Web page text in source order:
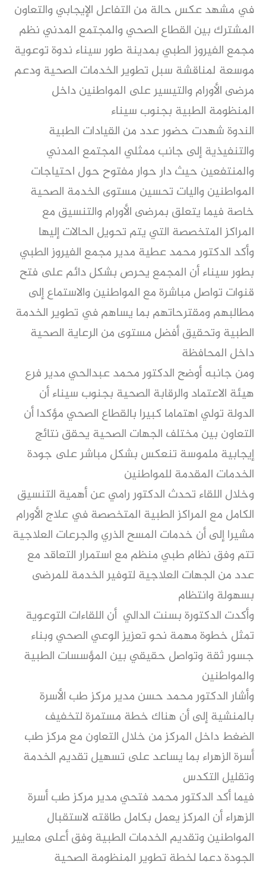
في مشهد عكس حالة من التفاعل الإيجابي والتعاون
المشترك بين القطاع الصحي والمجتمع المدني نظم
مجمع الفيروز الطبي بمدينة طور سيناء ندوة توعوية
موسعة لمناقشة سبل تطوير الخدمات الصحية ودعم
مرضى الأورام والتيسير على المواطنين داخل
المنظومة الطبية بجنوب سيناء
الندوة شهدت حضور عدد من القيادات الطبية
والتنفيذية إلى جانب ممثلي المجتمع المدني
والمنتفعين حيث دار حوار مفتوح حول احتياجات
المواطنين واليات تحسين مستوى الخدمة الصحية
خاصة فيما يتعلق بمرضى الأورام والتنسيق مع
المراكز المتخصصة التي يتم تحويل الحالات إليها
وأكد الدكتور محمد عطية مدير مجمع الفيروز الطبي
بطور سيناء أن المجمع يحرص بشكل دائم على فتح
قنوات تواصل مباشرة مع المواطنين والاستماع إلى
مطالبهم ومقترحاتهم بما يساهم في تطوير الخدمة
الطبية وتحقيق أفضل مستوى من الرعاية الصحية
داخل المحافظة
ومن جانبه أوضح الدكتور محمد عبدالحي مدير فرع
هيئة الاعتماد والرقابة الصحية بجنوب سيناء أن
الدولة تولي اهتماما كبيرا بالقطاع الصحي مؤكدا أن
التعاون بين مختلف الجهات الصحية يحقق نتائج
إيجابية ملموسة تنعكس بشكل مباشر على جودة
الخدمات المقدمة للمواطنين
وخلال اللقاء تحدث الدكتور رامي عن أهمية التنسيق
الكامل مع المراكز الطبية المتخصصة في علاج الأورام
مشيرا إلى أن خدمات المسح الذري والجرعات العلاجية
تتم وفق نظام طبي منظم مع استمرار التعاقد مع
عدد من الجهات العلاجية لتوفير الخدمة للمرضى
بسهولة وانتظام
وأكدت الدكتورة بسنت الدالي أن اللقاءات التوعوية
تمثل خطوة مهمة نحو تعزيز الوعي الصحي وبناء
جسور ثقة وتواصل حقيقي بين المؤسسات الطبية
والمواطنين
وأشار الدكتور محمد حسن مدير مركز طب الأسرة
بالمنشية إلى أن هناك خطة مستمرة لتخفيف
الضغط داخل المركز من خلال التعاون مع مركز طب
أسرة الزهراء بما يساعد على تسهيل تقديم الخدمة
وتقليل التكدس
فيما أكد الدكتور محمد فتحي مدير مركز طب أسرة
الزهراء أن المركز يعمل بكامل طاقته لاستقبال
المواطنين وتقديم الخدمات الطبية وفق أعلى معايير
الجودة دعما لخطة تطوير المنظومة الصحية